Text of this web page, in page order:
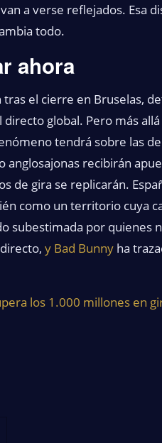
a verse reflejados. Esa
todo.
ahora
tras el cierre en Bruselas,
global. Pero más
tendrá sobre las
recibirán
de gira se replicarán.
como un territorio cuya
subestimada por quienes
y Bad Bunny ha
los 1.000 millones en